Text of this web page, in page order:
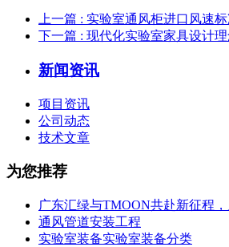
上一篇 : 实验室通风柜进口风速
下一篇 : 现代化实验室家具设计理
新闻资讯
项目资讯
公司动态
技术文章
为您推荐
广东汇绿与TMOON共赴新征程
通风管道安装工程
实验室装备实验室装备分类